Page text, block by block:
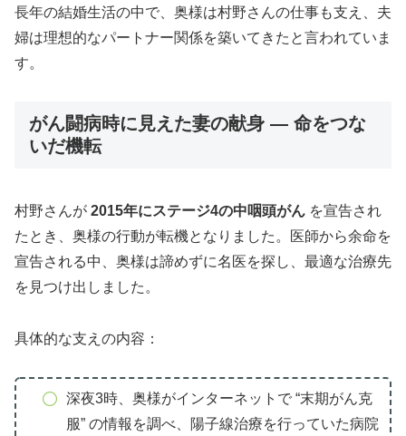
長年の結婚生活の中で、奥様は村野さんの仕事も支え、夫
婦は理想的なパートナー関係を築いてきたと言われていま
す。
がん闘病時に見えた妻の献身 — 命をつな
いだ機転
村野さんが 2015年にステージ4の中咽頭がん を宣告され
たとき、奥様の行動が転機となりました。医師から余命を
宣告される中、奥様は諦めずに名医を探し、最適な治療先
を見つけ出しました。
具体的な支えの内容：
深夜3時、奥様がインターネットで “末期がん克
服” の情報を調べ、陽子線治療を行っていた病院